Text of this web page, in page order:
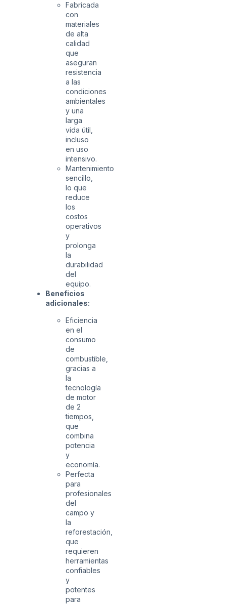
Fabricada
con
materiales
de alta
calidad
que
aseguran
resistencia
a las
condiciones
ambientales
y una
larga
vida útil,
incluso
en uso
intensivo.
Mantenimiento
sencillo,
lo que
reduce
los
costos
operativos
y
prolonga
la
durabilidad
del
equipo.
Beneficios
adicionales:
Eficiencia
en el
consumo
de
combustible,
gracias a
la
tecnología
de motor
de 2
tiempos,
que
combina
potencia
y
economía.
Perfecta
para
profesionales
del
campo y
la
reforestación,
que
requieren
herramientas
confiables
y
potentes
para